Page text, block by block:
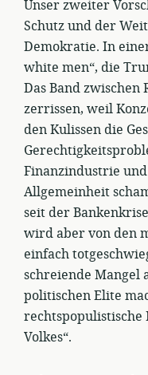
Unser zweiter
Schutz und der
Demokratie. In
white men“, die
Das Band
zerrissen, weil
den Kulissen die
Finanzindustrie
Allgemeinheit
seit der
wird aber von den
einfach
schreiende Mangel
politischen Elite
Volkes“.